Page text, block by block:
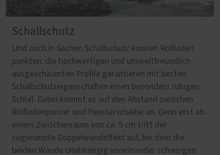
Schallschutz
Und auch in Sachen Schallschutz können Rollladen
punkten: die hochwertigen und umweltfreundlich
ausgeschäumten Profile garantieren mit besten
Schallschutzeigenschaften einen besonders ruhigen
Schlaf. Dabei kommt es auf den Abstand zwischen
Rollladenpanzer und Fensterscheibe an. Denn erst ab
einem Zwischenraum von ca. 5 cm tritt der
sogenannte Doppelwandeffekt auf, bei dem die
beiden Wände unabhängig voneinander schwingen